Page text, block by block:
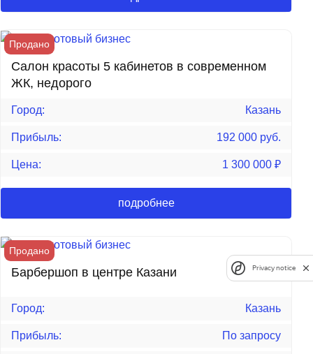
Продано
Салон красоты 5 кабинетов в современном
ЖК, недорого
Город: Казань
Прибыль: 192 000 руб.
Цена: 1 300 000 ₽
подробнее
Продано
Барбершоп в центре Казани
Город: Казань
Прибыль: По запросу
Privacy notice